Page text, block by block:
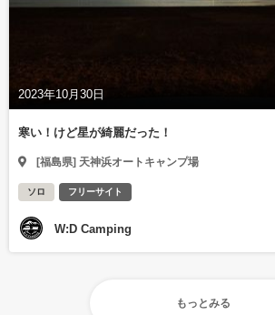
2023年10月30日
寒い！けど星が綺麗だった！
[福島県] 天神浜オートキャンプ場
ソロ フリーサイト
W:D Camping
もっとみる